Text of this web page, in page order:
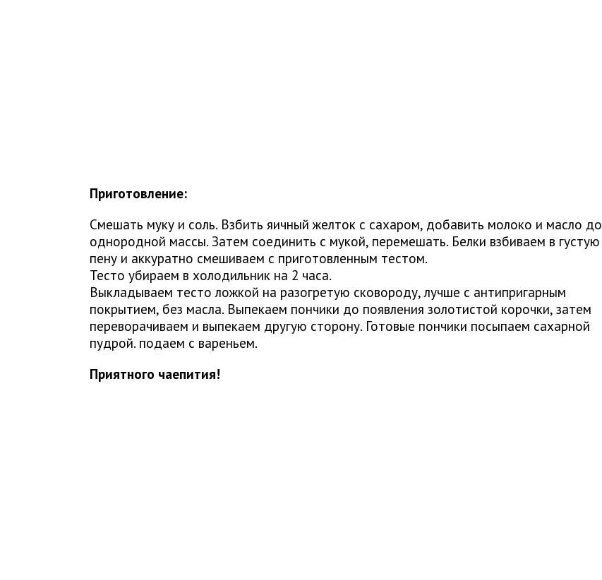
Приготовление:
Смешать муку и соль. Взбить яичный желток с сахаром, добавить молоко и масло до
однородной массы. Затем соединить с мукой, перемешать. Белки взбиваем в густую
пену и аккуратно смешиваем с приготовленным тестом.
Тесто убираем в холодильник на 2 часа.
Выкладываем тесто ложкой на разогретую сковороду, лучше с антипригарным
покрытием, без масла. Выпекаем пончики до появления золотистой корочки, затем
переворачиваем и выпекаем другую сторону. Готовые пончики посыпаем сахарной
пудрой. подаем с вареньем.
Приятного чаепития!